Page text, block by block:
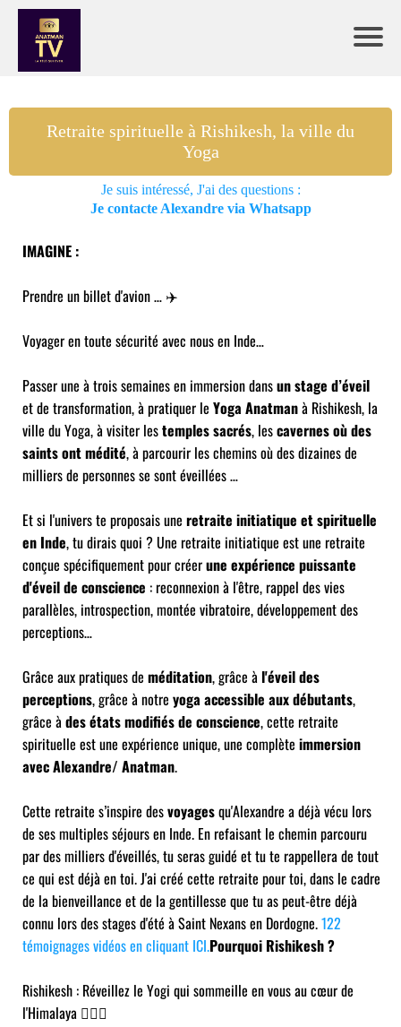
Retraite spirituelle à Rishikesh, la ville du
Yoga
Je suis intéressé, J'ai des questions :
Je contacte Alexandre via Whatsapp
IMAGINE :
Prendre un billet d'avion … ✈️
Voyager en toute sécurité avec nous en Inde…
Passer une à trois semaines en immersion dansun stage d’éveil
et de transformation, à pratiquer le Yoga Anatmanà Rishikesh, la
ville du Yoga, à visiter lestemples sacrés, lescavernes où des
saints ont médité, à parcourir les chemins où des dizaines de
milliers de personnes se sont éveillées …
Et si l'univers te proposais une retraite initiatique et spirituelle
en Inde, tu dirais quoi ? Une retraite initiatique est une retraite
conçue spécifiquement pour créerune expérience puissante
d'éveil de conscience : reconnexion à l'être, rappel des vies
parallèles, introspection, montée vibratoire, développement des
perceptions…
Grâce aux pratiques de méditation, grâce à l'éveil des
perceptions, grâce à notre yoga accessible aux débutants,
grâce àdes états modifiés de conscience, cette retraite
spirituelle est une expérience unique, une complète immersion
avec Alexandre/ Anatman.
Cette retraite s’inspire desvoyagesqu'Alexandre a déjà vécu lors
de ses multiples séjours en Inde. ​En refaisant le chemin parcouru
par des milliers d'éveillés, tu seras guidé et tu te rappellera de tout
ce qui est déjà en toi. J'ai créé cette retraite pour toi, dans le cadre
de la bienveillance et de la gentillesse que tu as peut-être déjà
connu lors des stages d'été à Saint Nexans en Dordogne.122
témoignages vidéos en cliquant ICI.Pourquoi Rishikesh ?
Rishikesh : Réveillez le Yogi qui sommeille en vous au cœur de
l'Himalaya 🧘‍♂️✨